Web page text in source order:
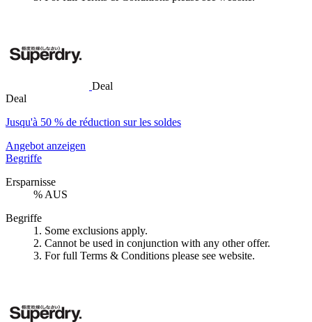
Deal
Deal
Jusqu'à 50 % de réduction sur les soldes
Angebot anzeigen
Begriffe
Ersparnisse
% AUS
Begriffe
1. Some exclusions apply.
2. Cannot be used in conjunction with any other offer.
3. For full Terms & Conditions please see website.